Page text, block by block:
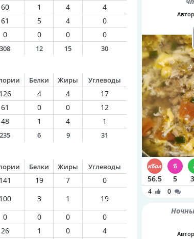
60 1 4
4
61 5 4
0
0 0 0
0
308 12 15 30
Белки Жиры Углеводы
126 4 4
17
61 0 0
12
48 1 4
1
235 6 9 31
Белки Жиры Углеводы
141 19 7
0
100 3 1
19
0 0 0
0
26 1 0
4
Автор
56.5 5
4 0
Автор